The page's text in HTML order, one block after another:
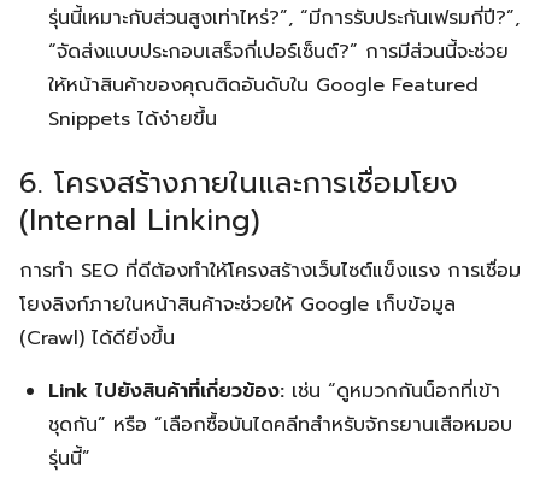
รุ่นนี้เหมาะกับส่วนสูงเท่าไหร่?”, “มีการรับประกันเฟรมกี่ปี?”,
“จัดส่งแบบประกอบเสร็จกี่เปอร์เซ็นต์?” การมีส่วนนี้จะช่วย
ให้หน้าสินค้าของคุณติดอันดับใน Google Featured
Snippets ได้ง่ายขึ้น
6. โครงสร้างภายในและการเชื่อมโยง
(Internal Linking)
การทำ SEO ที่ดีต้องทำให้โครงสร้างเว็บไซต์แข็งแรง การเชื่อม
โยงลิงก์ภายในหน้าสินค้าจะช่วยให้ Google เก็บข้อมูล
(Crawl) ได้ดียิ่งขึ้น
Link ไปยังสินค้าที่เกี่ยวข้อง: เช่น “ดูหมวกกันน็อกที่เข้า
ชุดกัน” หรือ “เลือกซื้อบันไดคลีทสำหรับจักรยานเสือหมอบ
รุ่นนี้”